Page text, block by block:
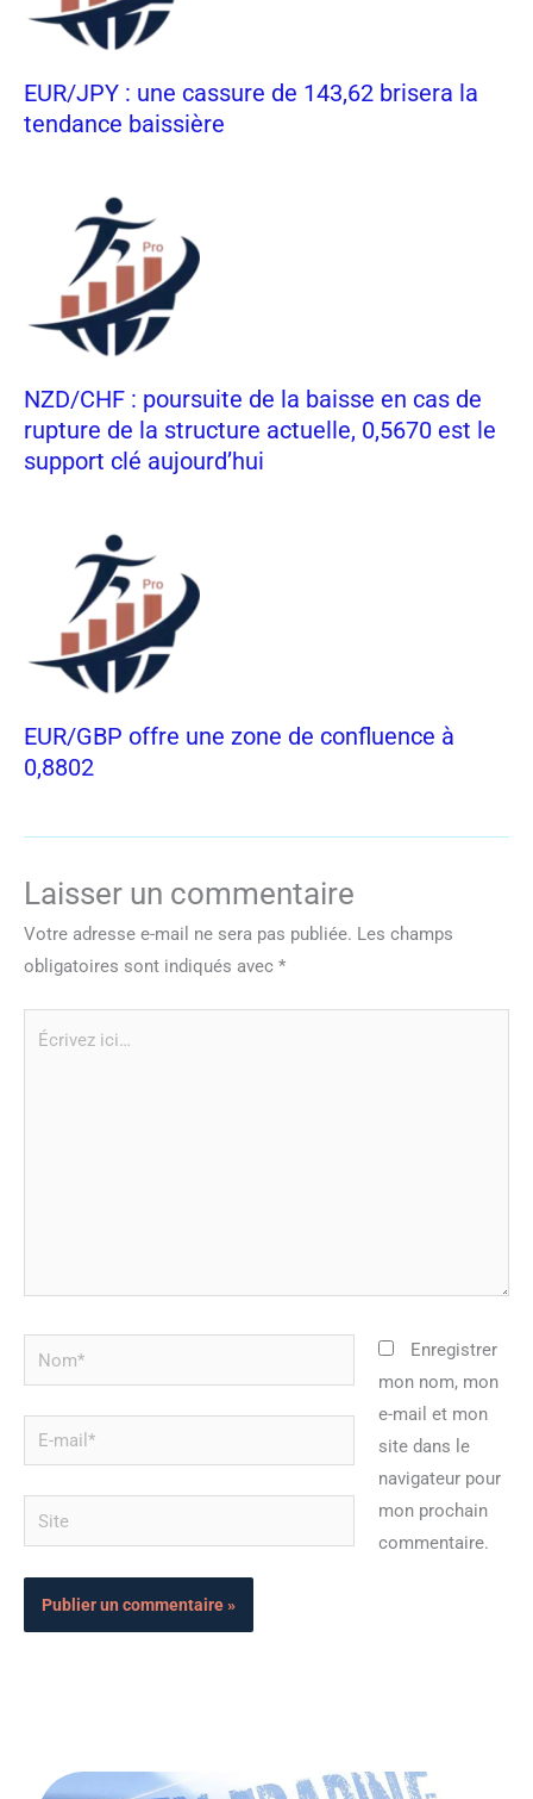
EUR/JPY : une cassure de 143,62 brisera la
tendance baissière
NZD/CHF : poursuite de la baisse en cas de
rupture de la structure actuelle, 0,5670 est le
support clé aujourd’hui
EUR/GBP offre une zone de confluence à
0,8802
Laisser un commentaire
Votre adresse e-mail ne sera pas publiée. Les champs
obligatoires sont indiqués avec *
Nom*
mail*
Site
Enregistrer
mon nom, mon
e-mail et mon
site dans le
navigateur pour
mon prochain
commentaire.